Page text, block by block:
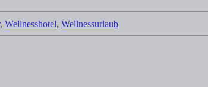
, Wellnesshotel, Wellnessurlaub